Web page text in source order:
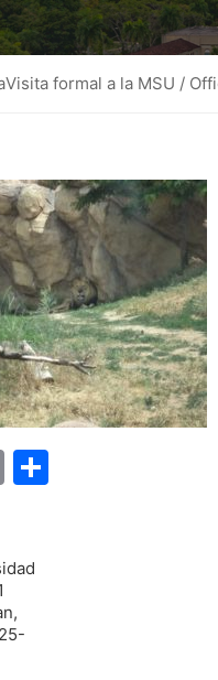
Visita formal a la MSU /
Email